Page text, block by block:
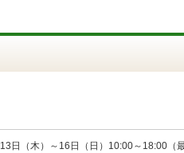
日（木）～16日（日）10:00～18:00（